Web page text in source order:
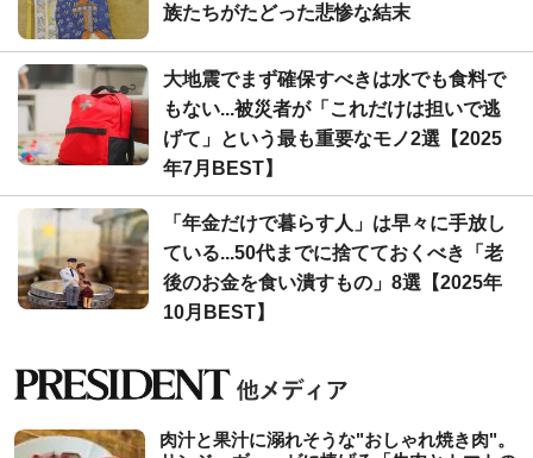
族たちがたどった悲惨な結末
大地震でまず確保すべきは水でも食料で
もない...被災者が「これだけは担いで逃
げて」という最も重要なモノ2選【2025
年7月BEST】
「年金だけで暮らす人」は早々に手放し
ている...50代までに捨てておくべき「老
後のお金を食い潰すもの」8選【2025年
10月BEST】
肉汁と果汁に溺れそうな"おしゃれ焼き肉"。